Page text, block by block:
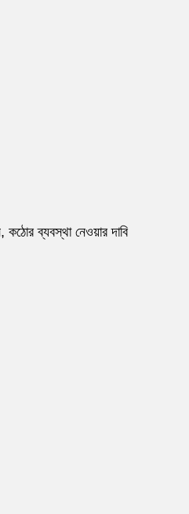
কঠোর ব্যবস্থা নেওয়ার দাবি